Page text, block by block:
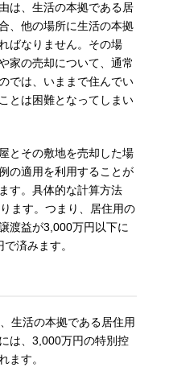
は、生活の本拠である居
、他の場所に生活の本拠
ばなりません。その場
家の売却について、通常
では、いままで住んでい
とは困難となってしまい
とその敷地を売却した場
の適用を利用することが
す。具体的な計算方法
ます。つまり、居住用の
渡益が3,000万円以下に
済みます。
生活の本拠である居住用
は、3,000万円の特別控
ます。